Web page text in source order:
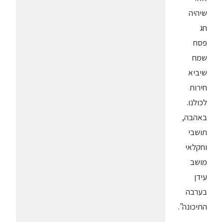
שיהיה
חג
פסח
שמח
שיביא
חירות
לכולנו.
באהבה,
תושבי
וחקלאי
מושב
עידן
בערבה
התיכונה".